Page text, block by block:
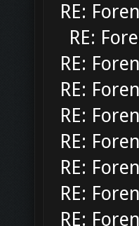
RE:
RE:
RE:
RE:
RE:
RE:
RE:
RE:
RE: